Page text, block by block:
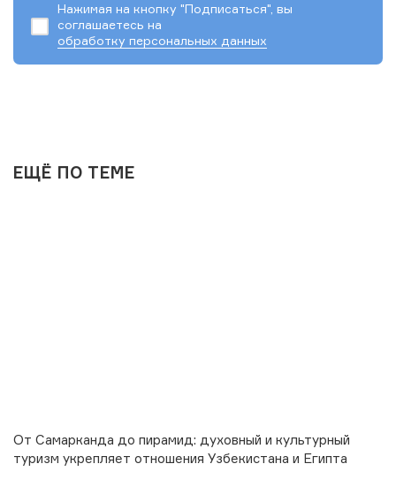
Нажимая на кнопку "Подписаться", вы
соглашаетесь на
обработку персональных данных
ЕЩЁ ПО ТЕМЕ
От Самарканда до пирамид: духовный и культурный
туризм укрепляет отношения Узбекистана и Египта